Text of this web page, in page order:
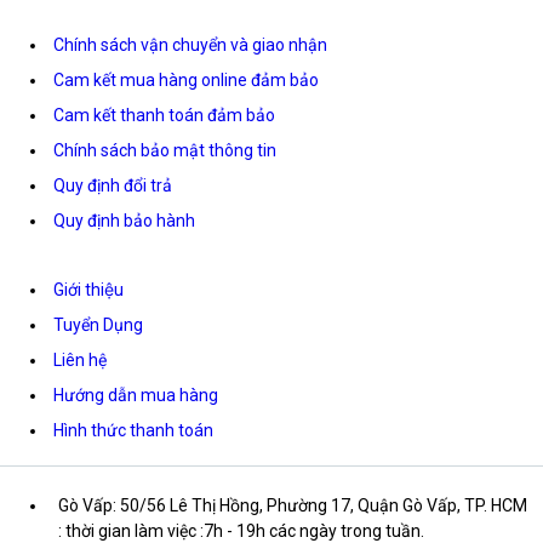
Chính sách vận chuyển và giao nhận
Cam kết mua hàng online đảm bảo
Cam kết thanh toán đảm bảo
Chính sách bảo mật thông tin
Quy định đổi trả
Quy định bảo hành
Giới thiệu
Tuyển Dụng
Liên hệ
Hướng dẫn mua hàng
Hình thức thanh toán
Gò Vấp: 50/56 Lê Thị Hồng, Phường 17, Quận Gò Vấp, TP. HCM
: thời gian làm việc :7h - 19h các ngày trong tuần.